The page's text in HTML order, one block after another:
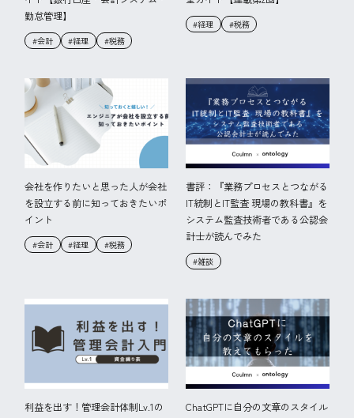
勤怠管理】
#会計 #経理 #税務
#経理 #税務
会社を作りたいと思った人が会社
を設立する前に知っておきたいポ
イント
#会計 #経理 #税務
書評：『業務プロセスとつながる
IT統制とIT監査 現場の教科書』を
システム監査技術者である公認会
計士が読んでみた
#雑談
利益を出す！管理会計体制Lv.1の
ChatGPTに自分の文章のスタイル